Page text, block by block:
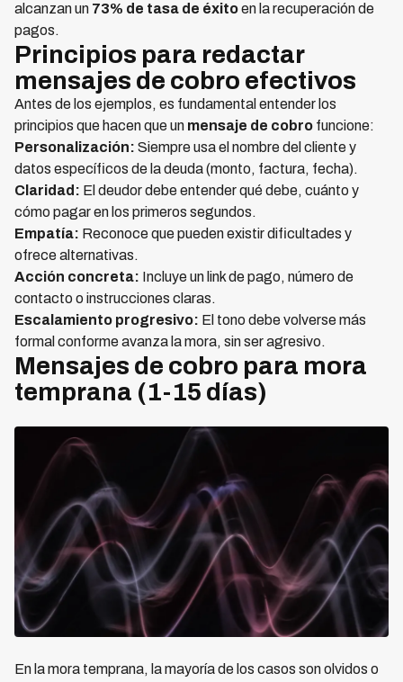
alcanzan un 73% de tasa de éxitoen la recuperación de
pagos.
Principios para redactar
mensajes de cobro efectivos
Antes de los ejemplos, es fundamental entender los
principios que hacen que un mensaje de cobro funcione:
Personalización: Siempre usa el nombre del cliente y
datos específicos de la deuda (monto, factura, fecha).
Claridad: El deudor debe entender qué debe, cuánto y
cómo pagar en los primeros segundos.
Empatía: Reconoce que pueden existir dificultades y
ofrece alternativas.
Acción concreta: Incluye un link de pago, número de
contacto o instrucciones claras.
Escalamiento progresivo: El tono debe volverse más
formal conforme avanza la mora, sin ser agresivo.
Mensajes de cobro para mora
temprana (1-15 días)
En la mora temprana, la mayoría de los casos son olvidos o